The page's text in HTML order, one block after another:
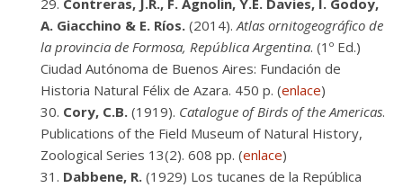
Contreras, J.R., F. Agnolin, Y.E. Davies, I. Godoy,
A. Giacchino & E. Ríos. (2014).Atlas ornitogeográfico de
la provincia de Formosa, República Argentina. (1º Ed.)
Ciudad Autónoma de Buenos Aires: Fundación de
Historia Natural Félix de Azara. 450 p. (enlace)
Cory, C.B. (1919). Catalogue of Birds of the Americas.
Publications of the Field Museum of Natural History,
Zoological Series 13(2). 608 pp. (enlace)
Dabbene, R. (1929) Los tucanes de la República